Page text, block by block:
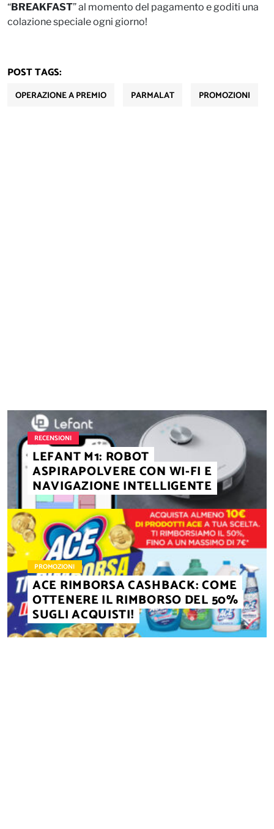
“BREAKFAST” al momento del pagamento e goditi una
colazione speciale ogni giorno!
POST TAGS:
OPERAZIONE A PREMIO PARMALAT PROMOZIONI
NAVIGAZIONE ARTICOLI
RECENSIONI
LEFANT M1: ROBOT
ASPIRAPOLVERE CON WI-FI E
NAVIGAZIONE INTELLIGENTE
PROMOZIONI
ACE RIMBORSA CASHBACK: COME
OTTENERE IL RIMBORSO DEL 50%
SUGLI ACQUISTI!